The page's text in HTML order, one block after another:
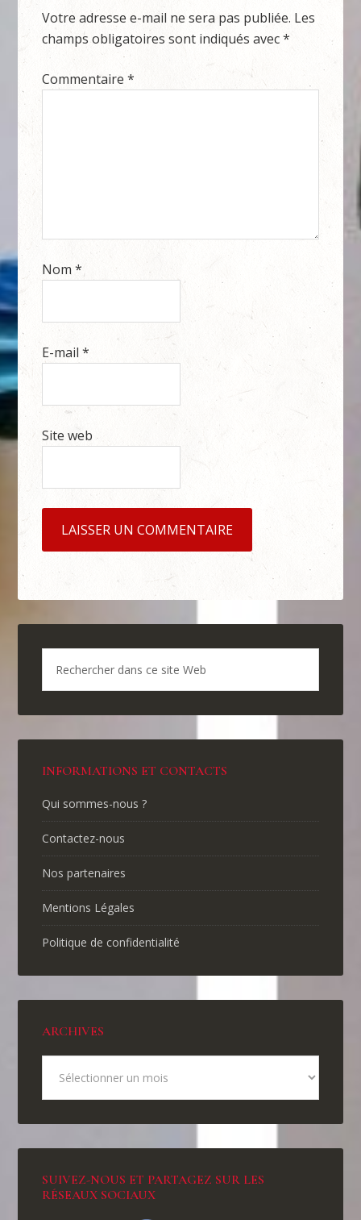
Votre adresse e-mail ne sera pas publiée. Les
champs obligatoires sont indiqués avec*
Commentaire*
Nom*
E-mail*
Site web
INFORMATIONS ET CONTACTS
Qui sommes-nous ?
Contactez-nous
Nos partenaires
Mentions Légales
Politique de confidentialité
ARCHIVES
SUIVEZ-NOUS ET PARTAGEZ SUR LES
RÉSEAUX SOCIAUX